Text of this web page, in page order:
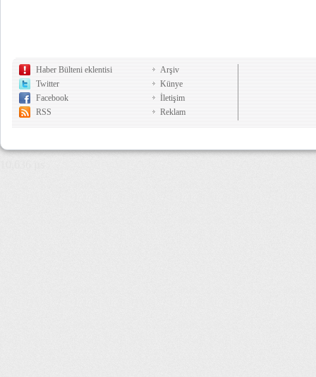
Haber Bülteni eklentisi
Twitter
Facebook
RSS
Arşiv
Künye
İletişim
Reklam